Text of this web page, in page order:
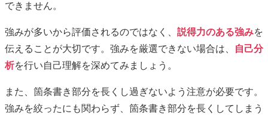
できません。
強みが多いから評価されるのではなく、 説得力のある強みを
伝えることが大切です。強みを厳選できない場合は、
自己分
析を行い自己理解を深めてみましょう。
また、箇条書き部分を長くし過ぎないよう注意が必要です。
強みを絞ったにも関わらず、箇条書き部分を長くしてしまう